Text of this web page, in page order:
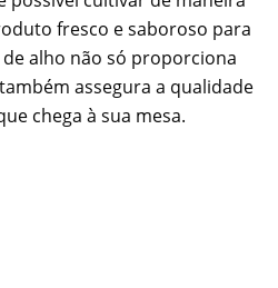
fresco e saboroso para
alho não só proporciona
assegura a qualidade
chega à sua mesa.